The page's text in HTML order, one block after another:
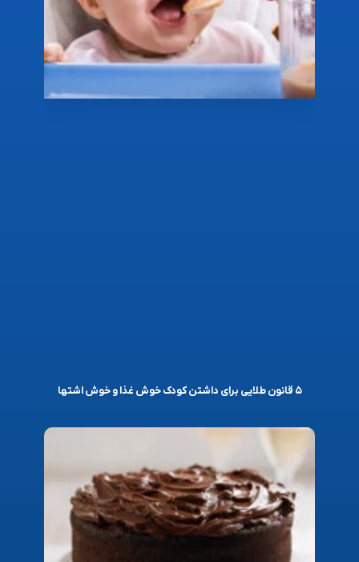
۵ قانون طلایی برای داشتن کودک خوش غذا و خوش اشتها